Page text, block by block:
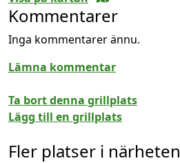
Kommentarer
Inga kommentarer ännu.
Lämna kommentar
Ta bort denna grillplats
Lägg till en grillplats
Fler platser i närheten